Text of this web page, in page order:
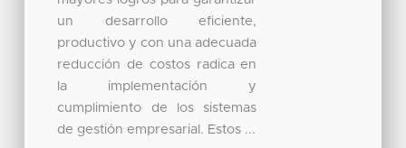
un desarrollo eficiente,
productivo y con una adecuada
reducción de costos radica en
la implementación y
cumplimiento de los sistemas
de gestión empresarial. Estos ...